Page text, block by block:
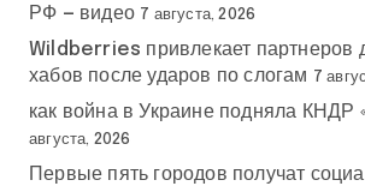
РФ — видео 7 августа, 2026
Wildberries привлекает партнеров
хабов после ударов по слогам 7
как война в Украине подняла КНДР
августа, 2026
Первые пять городов получат